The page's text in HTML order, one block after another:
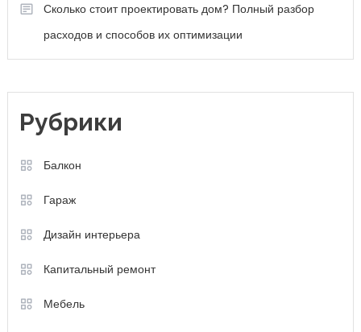
Сколько стоит проектировать дом? Полный разбор
расходов и способов их оптимизации
Рубрики
Балкон
Гараж
Дизайн интерьера
Капитальный ремонт
Мебель